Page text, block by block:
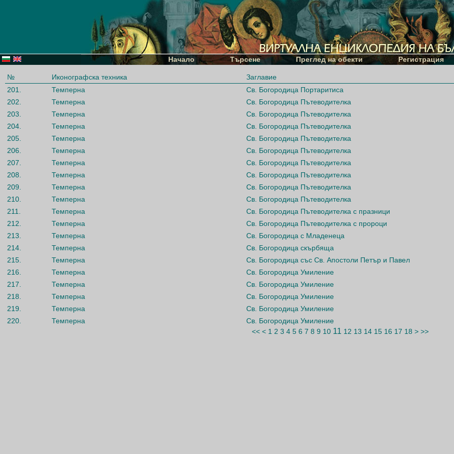
Начало Търсене Преглед на обекти Регистрация
№ Иконографска техника
Заглавие
201.
Темперна
Св. Богородица Портаритиса
202.
Темперна
Св. Богородица Пътеводителка
203.
Темперна
Св. Богородица Пътеводителка
204.
Темперна
Св. Богородица Пътеводителка
205.
Темперна
Св. Богородица Пътеводителка
206.
Темперна
Св. Богородица Пътеводителка
207.
Темперна
Св. Богородица Пътеводителка
208.
Темперна
Св. Богородица Пътеводителка
209.
Темперна
Св. Богородица Пътеводителка
210.
Темперна
Св. Богородица Пътеводителка
211.
Темперна
Св. Богородица Пътеводителка с празници
212.
Темперна
Св. Богородица Пътеводителка с пророци
213.
Темперна
Св. Богородица с Младенеца
214.
Темперна
Св. Богородица скърбяща
215.
Темперна
Св. Богородица със Св. Апостоли Петър и Павел
216.
Темперна
Св. Богородица Умиление
217.
Темперна
Св. Богородица Умиление
218.
Темперна
Св. Богородица Умиление
219.
Темперна
Св. Богородица Умиление
220.
Темперна
Св. Богородица Умиление
<< < 1 2 3 4 5 6 7 8 9 10 11 12 13 14 15 16 17 18 > >>